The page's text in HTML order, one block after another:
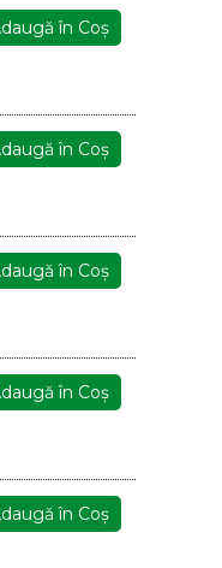
în Coş
în Coş
în Coş
în Coş
în Coş